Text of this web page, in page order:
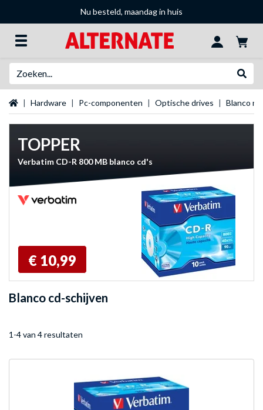
Nu besteld, maandag in huis
Startpagina
Hardware Pc-componenten Optische drives Blanco
TOPPER
Verbatim CD-R 800 MB blanco cd's
€ 10,99
Blanco cd-schijven
1-4 van 4 resultaten